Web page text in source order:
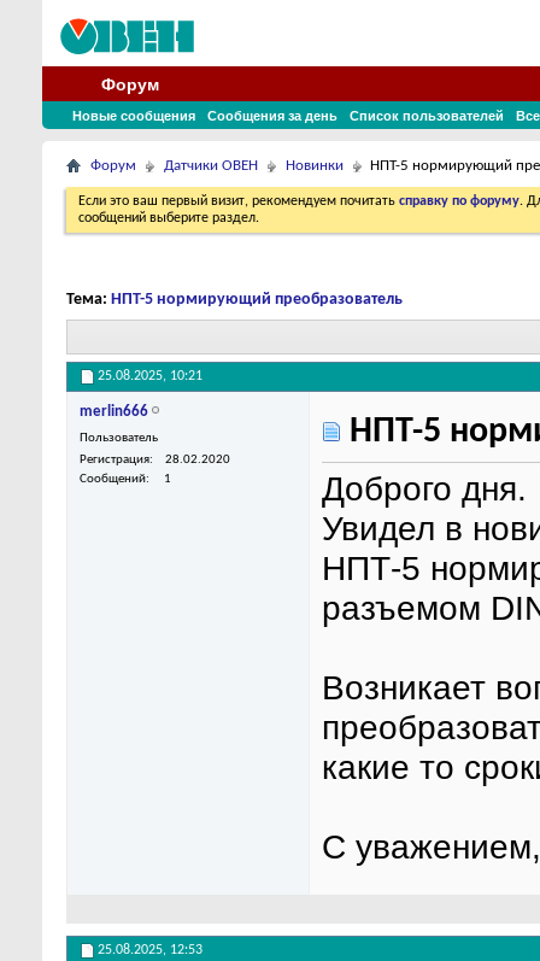
Форум
Новые сообщения Сообщения за день Список пользователей
Форум Датчики ОВЕН Новинки НПТ-5 нормирующий
Если это ваш первый визит, рекомендуем почитать справку по форуму.
сообщений выберите раздел.
Тема: НПТ-5 нормирующий преобразователь
25.08.2025, 10:21
merlin666
Пользователь
Регистрация
28.02.2020
Сообщений
1
НПТ-5
Доброго дня.
Увидел в
НПТ-5
разъемом
Возникает
какие то
С
25.08.2025, 12:53